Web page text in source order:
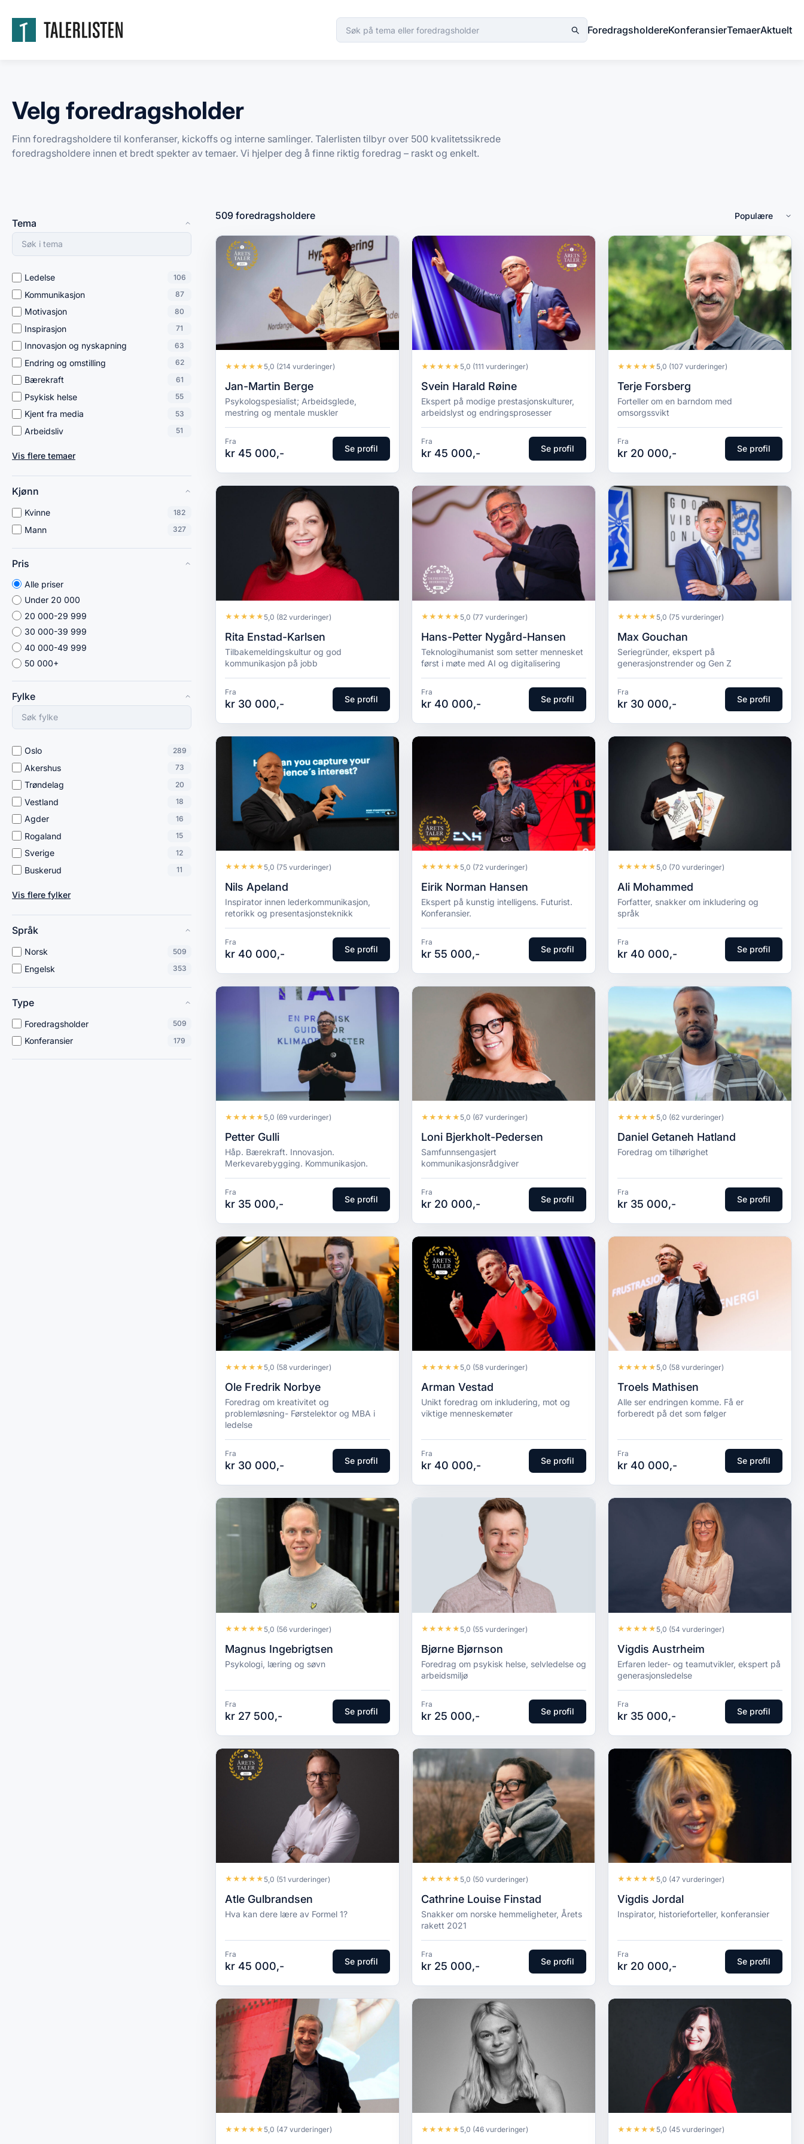
ForedragsholdereKonferansierTemaerAktuelt
Velg foredragsholder
Finn foredragsholdere til konferanser, kickoffs og interne samlinger. Talerlisten tilbyr over 500 kvalitetssikrede
foredragsholdere innen et bredt spekter av temaer. Vi hjelper deg å finne riktig foredrag – raskt og enkelt.
Tema
Ledelse 106
Kommunikasjon 87
Motivasjon 80
Inspirasjon 71
Innovasjon og nyskapning 63
Endring og omstilling 62
Bærekraft 61
Psykisk helse 55
Kjent fra media 53
Arbeidsliv 51
Vis flere temaer
Kjønn
Kvinne 182
Mann 327
Pris
Alle priser
Under 20 000
20 000-29 999
30 000-39 999
40 000-49 999
50 000+
Fylke
Oslo 289
Akershus 73
Trøndelag 20
Vestland 18
Agder 16
Rogaland 15
Sverige 12
Buskerud 11
Vis flere fylker
Språk
Norsk 509
Engelsk 353
Type
Foredragsholder 509
Konferansier 179
509 foredragsholdere
★ ★ ★ ★ ★ 5,0 (214 vurderinger)
Jan-Martin Berge
Psykologspesialist; Arbeidsglede,
mestring og mentale muskler
Fra
kr 45 000,- Se profil
★ ★ ★ ★ ★ 5,0 (111 vurderinger)
Svein Harald Røine
Ekspert på modige prestasjonskulturer,
arbeidslyst og endringsprosesser
Fra
kr 45 000,- Se profil
★ ★ ★ ★ ★ 5,0 (107 vurderinger)
Terje Forsberg
Forteller om en barndom med
omsorgssvikt
Fra
kr 20 000,- Se profil
★ ★ ★ ★ ★ 5,0 (82 vurderinger)
Rita Enstad-Karlsen
Tilbakemeldingskultur og god
kommunikasjon på jobb
Fra
kr 30 000,- Se profil
★ ★ ★ ★ ★ 5,0 (77 vurderinger)
Hans-Petter Nygård-Hansen
Teknologihumanist som setter mennesket
først i møte med AI og digitalisering
Fra
kr 40 000,- Se profil
★ ★ ★ ★ ★ 5,0 (75 vurderinger)
Max Gouchan
Seriegründer, ekspert på
generasjonstrender og Gen Z
Fra
kr 30 000,- Se profil
★ ★ ★ ★ ★ 5,0 (75 vurderinger)
Nils Apeland
Inspirator innen lederkommunikasjon,
retorikk og presentasjonsteknikk
Fra
kr 40 000,- Se profil
★ ★ ★ ★ ★ 5,0 (72 vurderinger)
Eirik Norman Hansen
Ekspert på kunstig intelligens. Futurist.
Konferansier.
Fra
kr 55 000,- Se profil
★ ★ ★ ★ ★ 5,0 (70 vurderinger)
Ali Mohammed
Forfatter, snakker om inkludering og
språk
Fra
kr 40 000,- Se profil
★ ★ ★ ★ ★ 5,0 (69 vurderinger)
Petter Gulli
Håp. Bærekraft. Innovasjon.
Merkevarebygging. Kommunikasjon.
Fra
kr 35 000,- Se profil
★ ★ ★ ★ ★ 5,0 (67 vurderinger)
Loni Bjerkholt-Pedersen
Samfunnsengasjert
kommunikasjonsrådgiver
Fra
kr 20 000,- Se profil
★ ★ ★ ★ ★ 5,0 (62 vurderinger)
Daniel Getaneh Hatland
Foredrag om tilhørighet
Fra
kr 35 000,- Se profil
★ ★ ★ ★ ★ 5,0 (58 vurderinger)
Ole Fredrik Norbye
Foredrag om kreativitet og
problemløsning- Førstelektor og MBA i
ledelse
Fra
kr 30 000,- Se profil
★ ★ ★ ★ ★ 5,0 (58 vurderinger)
Arman Vestad
Unikt foredrag om inkludering, mot og
viktige menneskemøter
Fra
kr 40 000,- Se profil
★ ★ ★ ★ ★ 5,0 (58 vurderinger)
Troels Mathisen
Alle ser endringen komme. Få er
forberedt på det som følger
Fra
kr 40 000,- Se profil
★ ★ ★ ★ ★ 5,0 (56 vurderinger)
Magnus Ingebrigtsen
Psykologi, læring og søvn
Fra
kr 27 500,- Se profil
★ ★ ★ ★ ★ 5,0 (55 vurderinger)
Bjørne Bjørnson
Foredrag om psykisk helse, selvledelse og
arbeidsmiljø
Fra
kr 25 000,- Se profil
★ ★ ★ ★ ★ 5,0 (54 vurderinger)
Vigdis Austrheim
Erfaren leder- og teamutvikler, ekspert på
generasjonsledelse
Fra
kr 35 000,- Se profil
★ ★ ★ ★ ★ 5,0 (51 vurderinger)
Atle Gulbrandsen
Hva kan dere lære av Formel 1?
Fra
kr 45 000,- Se profil
★ ★ ★ ★ ★ 5,0 (50 vurderinger)
Cathrine Louise Finstad
Snakker om norske hemmeligheter, Årets
rakett 2021
Fra
kr 25 000,- Se profil
★ ★ ★ ★ ★ 5,0 (47 vurderinger)
Vigdis Jordal
Inspirator, historieforteller, konferansier
Fra
kr 20 000,- Se profil
★ ★ ★ ★ ★ 5,0 (47 vurderinger) ★ ★ ★ ★ ★ 5,0 (46 vurderinger) ★ ★ ★ ★ ★ 5,0 (45 vurderinger)